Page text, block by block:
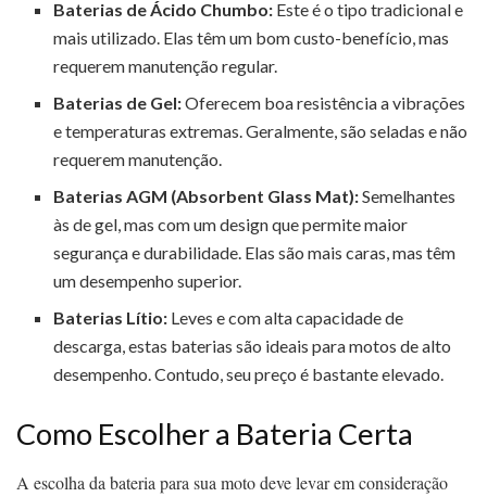
Baterias de Ácido Chumbo: Este é o tipo tradicional e
mais utilizado. Elas têm um bom custo-benefício, mas
requerem manutenção regular.
Baterias de Gel:Oferecem boa resistência a vibrações
e temperaturas extremas. Geralmente, são seladas e não
requerem manutenção.
Baterias AGM (Absorbent Glass Mat):Semelhantes
às de gel, mas com um design que permite maior
segurança e durabilidade. Elas são mais caras, mas têm
um desempenho superior.
Baterias Lítio: Leves e com alta capacidade de
descarga, estas baterias são ideais para motos de alto
desempenho. Contudo, seu preço é bastante elevado.
Como Escolher a Bateria Certa
A escolha da bateria para sua moto deve levar em consideração